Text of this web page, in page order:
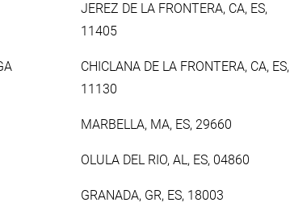
JEREZ DE LA FRONTERA, CA, ES,
11405
CHICLANA DE LA FRONTERA, CA, ES,
11130
MARBELLA, MA, ES, 29660
OLULA DEL RIO, AL, ES, 04860
GRANADA, GR, ES, 18003